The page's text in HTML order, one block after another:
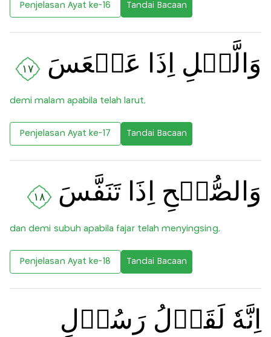
Penjelasan Ayat ke-16 Tandai Bacaan
وَالَّيۡلِ اِذَا عَسۡعَسَ ١٧
demi malam apabila telah larut,
Penjelasan Ayat ke-17 Tandai Bacaan
وَالصُّبۡحِ اِذَا تَنَفَّسَ ١٨
dan demi subuh apabila fajar telah menyingsing,
Penjelasan Ayat ke-18 Tandai Bacaan
اِنَّهٗ لَقَوۡلُ رَسُوۡلٍ